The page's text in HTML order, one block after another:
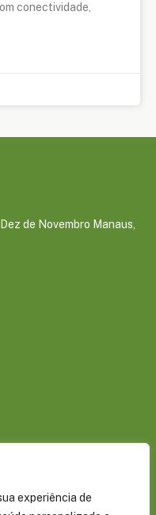
experiência de
conectividade,
de Novembro Manaus,